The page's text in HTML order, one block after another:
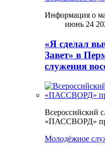
Информация о
июнь 24
«Я сделал
Завет» в
служения
Всероссийский
«ПАССВОРД»
Молодёжное